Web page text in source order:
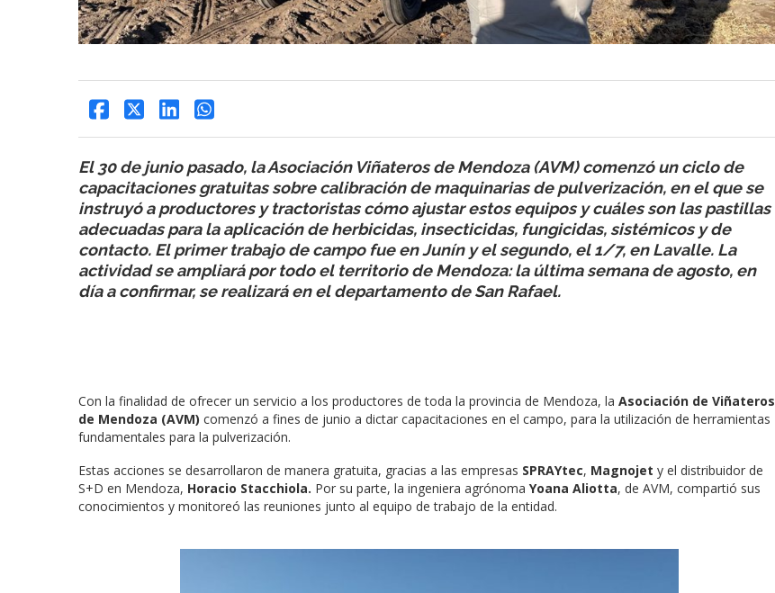
El 30 de junio pasado, la Asociación Viñateros de Mendoza (AVM) comenzó un ciclo de
capacitaciones gratuitas sobre calibración de maquinarias de pulverización, en el que se
instruyó a productores y tractoristas cómo ajustar estos equipos y cuáles son las pastillas
adecuadas para la aplicación de herbicidas, insecticidas, fungicidas, sistémicos y de
contacto. El primer trabajo de campo fue en Junín y el segundo, el 1/7, en Lavalle. La
actividad se ampliará por todo el territorio de Mendoza: la última semana de agosto, en
día a confirmar, se realizará en el departamento de San Rafael.
Con la finalidad de ofrecer un servicio a los productores de toda la provincia de Mendoza, la Asociación de Viñateros
de Mendoza (AVM) comenzó a fines de junio a dictar capacitaciones en el campo, para la utilización de herramientas
fundamentales para la pulverización.
Estas acciones se desarrollaron de manera gratuita, gracias a las empresas SPRAYtec, Magnojet y el distribuidor de
S+D en Mendoza, Horacio Stacchiola. Por su parte, la ingeniera agrónoma Yoana Aliotta, de AVM, compartió sus
conocimientos y monitoreó las reuniones junto al equipo de trabajo de la entidad.